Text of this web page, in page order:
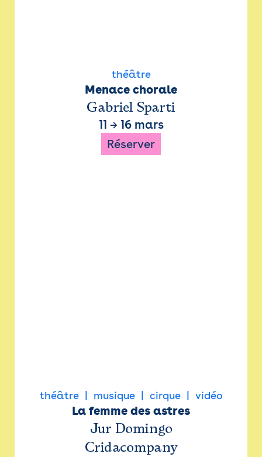
théâtre
Menace chorale
Gabriel Sparti
11 → 16 mars
Réserver
théâtre musique cirque vidéo
La femme des astres
Jur Domingo
Cridacompany